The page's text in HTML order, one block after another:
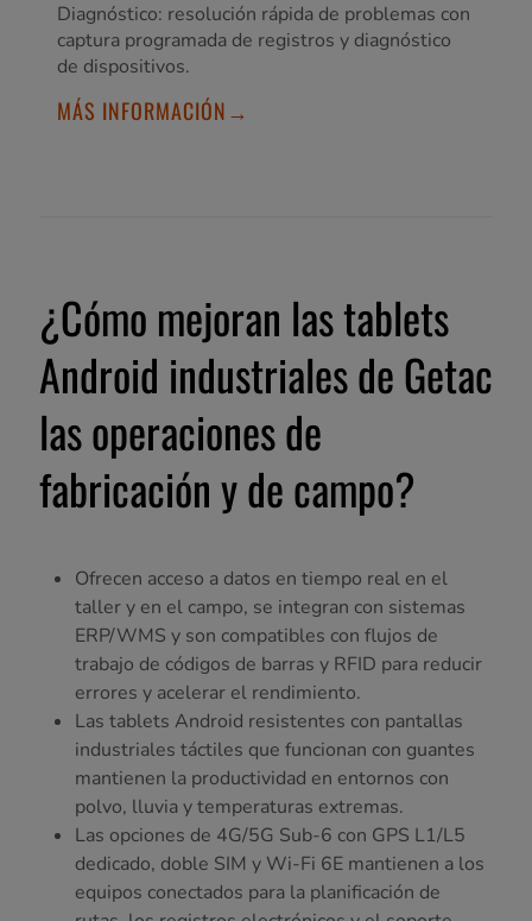
Diagnóstico: resolución rápida de problemas con
captura programada de registros y diagnóstico
de dispositivos.
MÁS INFORMACIÓN→
¿Cómo mejoran las tablets
Android industriales de Getac
las operaciones de
fabricación y de campo?
Ofrecen acceso a datos en tiempo real en el
taller y en el campo, se integran con sistemas
ERP/WMS y son compatibles con flujos de
trabajo de códigos de barras y RFID para reducir
errores y acelerar el rendimiento.
Las tablets Android resistentes con pantallas
industriales táctiles que funcionan con guantes
mantienen la productividad en entornos con
polvo, lluvia y temperaturas extremas.
Las opciones de 4G/5G Sub-6 con GPS L1/L5
dedicado, doble SIM y Wi-Fi 6E mantienen a los
equipos conectados para la planificación de